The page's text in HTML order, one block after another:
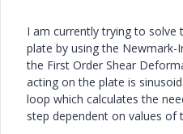
I am currently trying to
plate by using the Newmark-
the First Order Shear
acting on the plate is
loop which calculates the
step dependent on values of